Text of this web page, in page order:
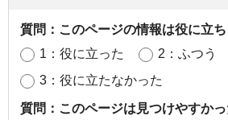
質問：このページの情報は役に立
1：役に立った
2：ふつう
3：役に立たなかった
質問：このページは見つけやすか